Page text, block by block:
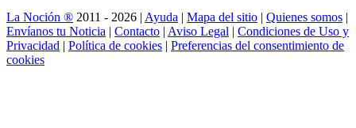
La Noción ® 2011 - 2026 | Ayuda | Mapa del sitio | Quienes somos |
Envíanos tu Noticia | Contacto | Aviso Legal | Condiciones de Uso y
Privacidad | Política de cookies | Preferencias del consentimiento de
cookies